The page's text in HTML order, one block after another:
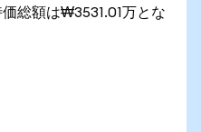
総額は₩3531.01万とな